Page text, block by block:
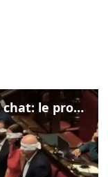
Delmastro, negato l'uso delle chat: le proteste di Avs e M5s